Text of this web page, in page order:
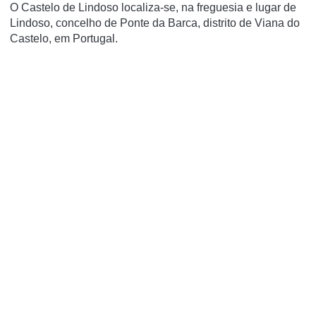
O Castelo de Lindoso localiza-se, na freguesia e lugar de
Lindoso, concelho de Ponte da Barca, distrito de Viana do
Castelo, em Portugal.